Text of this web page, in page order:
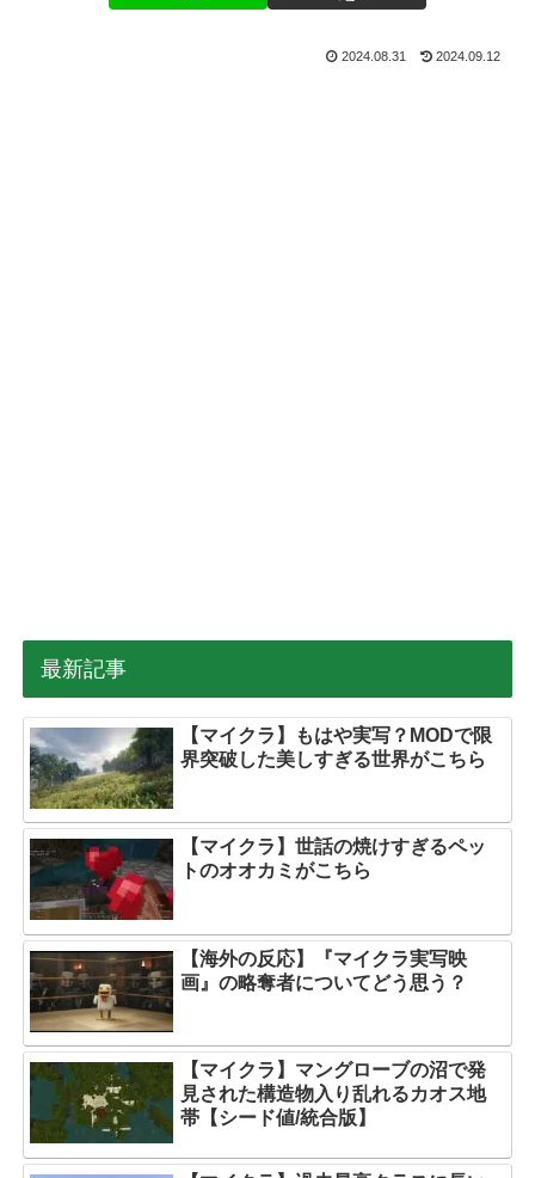
2024.08.31 2024.09.12
最新記事
【マイクラ】もはや実写？MODで限
界突破した美しすぎる世界がこちら
【マイクラ】世話の焼けすぎるペッ
トのオオカミがこちら
【海外の反応】『マイクラ実写映
画』の略奪者についてどう思う？
【マイクラ】マングローブの沼で発
見された構造物入り乱れるカオス地
帯【シード値/統合版】